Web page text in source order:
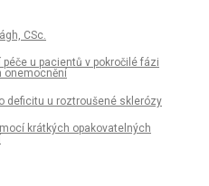
CSc.
u pa­cientů v pokročilé fázi
onemocnění
deficitu u roztroušené sklerózy
krátkých opakovatelných